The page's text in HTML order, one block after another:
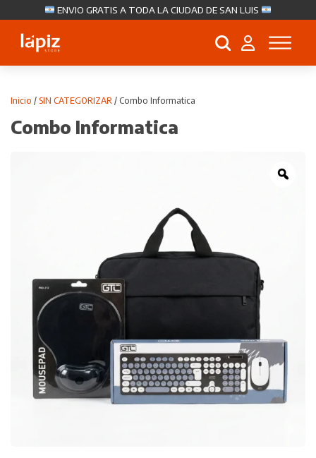
ENVIO GRATIS A TODA LA CIUDAD DE SAN LUIS
Búsqueda
Inicio / SIN CATEGORIZAR / Combo Informatica
Combo Informatica